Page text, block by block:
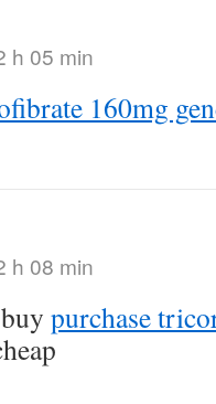
h 05 min
160mg
h 08 min
purchase